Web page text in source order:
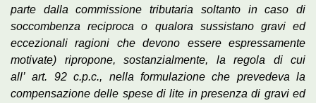
parte dalla commissione tributaria soltanto in caso di
soccombenza reciproca o qualora sussistano gravi ed
eccezionali ragioni che devono essere espressamente
motivate) ripropone, sostanzialmente, la regola di cui
all’ art. 92 c.p.c., nella formulazione che prevedeva la
compensazione delle spese di lite in presenza di gravi ed